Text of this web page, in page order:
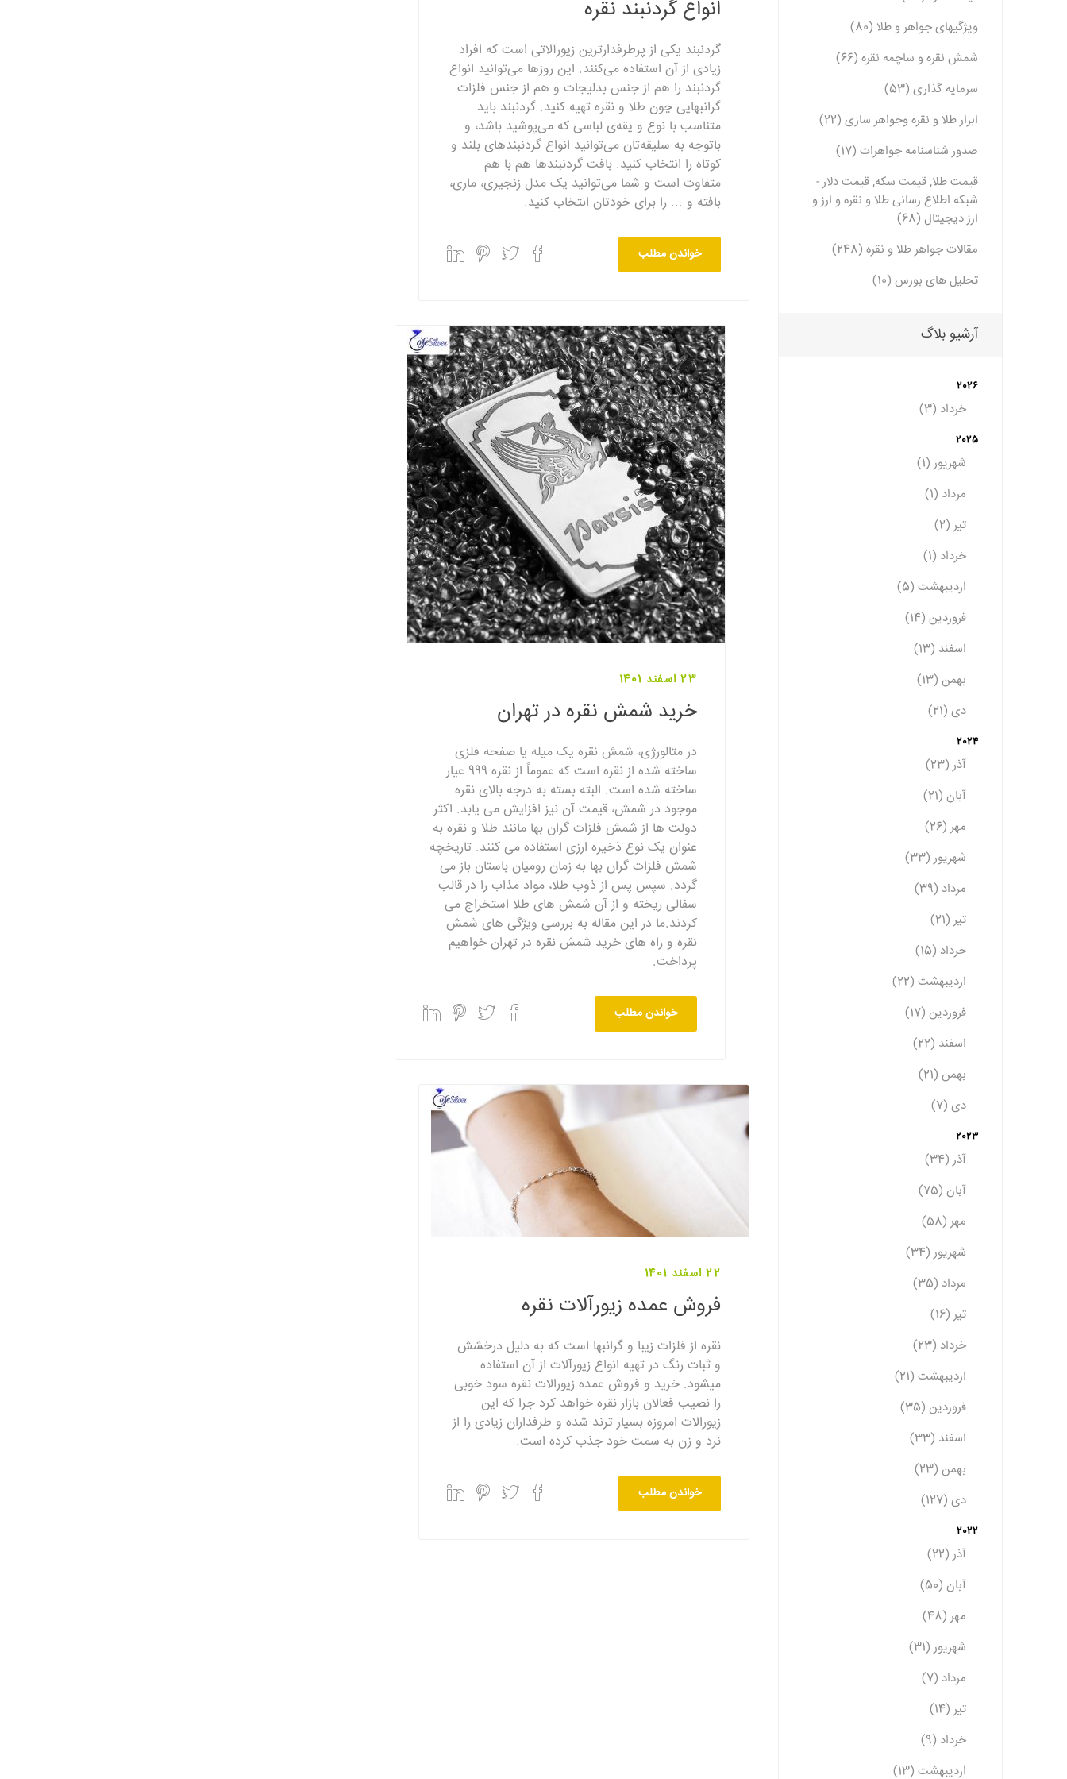
انواع گردنبند نقره
گردنبند یکی از پرطرفدارترین زیورآلاتی است که افراد
زیادی از آن استفاده می‌کنند. این روزها می‌توانید انواع
گردنبند را هم از جنس بدلیجات و هم از جنس فلزات
گرانبهایی چون طلا و نقره تهیه کنید. گردنبند باید
متناسب با نوع و یقه‌ی لباسی که می‌پوشید باشد، و
باتوجه به سلیقه‌تان می‌توانید انواع گردنبندهای بلند و
کوتاه را انتخاب کنید. بافت گردنبندها هم با هم
متفاوت است و شما می‌توانید یک مدل زنجیری، ماری،
بافته و ... را برای خودتان انتخاب کنید.
خواندن مطلب
23 اسفند 1401
خرید شمش نقره در تهران
در متالورژی، شمش نقره یک میله یا صفحه فلزی
ساخته شده از نقره است که عموماً از نقره 999 عیار
ساخته شده است. البته بسته به درجه بالای نقره
موجود در شمش، قیمت آن نیز افزایش می یابد. اکثر
دولت ها از شمش فلزات گران بها مانند طلا و نقره به
عنوان یک نوع ذخیره ارزی استفاده می کنند. تاریخچه
شمش فلزات گران بها به زمان رومیان باستان باز می
گردد. سپس پس از ذوب طلا، مواد مذاب را در قالب
سفالی ریخته و از آن شمش های طلا استخراج می
کردند.ما در این مقاله به بررسی ویژگی های شمش
نقره و راه های خرید شمش نقره در تهران خواهیم
پرداخت.
خواندن مطلب
22 اسفند 1401
فروش عمده زیورآلات نقره
نقره از فلزات زیبا و گرانبها است که به دلیل درخشش
و ثبات رنگ در تهیه انواع زیورآلات از آن استفاده
میشود. خرید و فروش عمده زیورالات نقره سود خوبی
را نصیب فعالان بازار نقره خواهد کرد جرا که این
زیورالات امروزه بسیار ترند شده و طرفداران زیادی را از
نرد و زن به سمت خود جذب کرده است.
خواندن مطلب
ویژگیهای جواهر و طلا (80)
شمش نقره و ساچمه نقره (66)
سرمایه گذاری (53)
ابزار طلا و نقره وجواهر سازی (22)
صدور شناسنامه جواهرات (17)
قیمت طلا, قیمت سکه, قیمت دلار -
شبکه اطلاع رسانی طلا و نقره و ارز و
ارز دیجیتال (68)
مقالات جواهر طلا و نقره (248)
تحلیل های بورس (10)
آرشیو بلاگ
2026
خرداد (3)
2025
شهریور (1)
مرداد (1)
تیر (2)
خرداد (1)
اردیبهشت (5)
فروردین (14)
اسفند (13)
بهمن (13)
دی (21)
2024
آذر (23)
آبان (21)
مهر (26)
شهریور (33)
مرداد (39)
تیر (21)
خرداد (15)
اردیبهشت (22)
فروردین (17)
اسفند (22)
بهمن (21)
دی (7)
2023
آذر (34)
آبان (75)
مهر (58)
شهریور (34)
مرداد (35)
تیر (16)
خرداد (23)
اردیبهشت (21)
فروردین (35)
اسفند (33)
بهمن (23)
دی (127)
2022
آذر (22)
آبان (50)
مهر (48)
شهریور (31)
مرداد (7)
تیر (14)
خرداد (9)
اردیبهشت (13)